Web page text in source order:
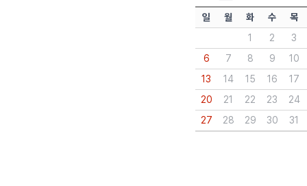
일 월 화 수
목
1
2
3
6
7 8 9
10
13
14 15 16
17
20
21 22 23
24
27
28 29 30 31